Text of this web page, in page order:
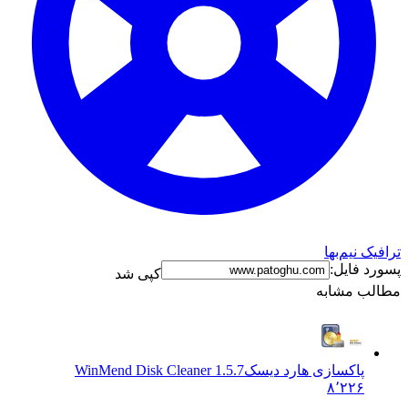
نیم‌بها
فایل:
کپی شد
مشابه
پاکسازی هارد دیسکWinMend Disk Cleaner 1.5.7
۸٬۲۲۶